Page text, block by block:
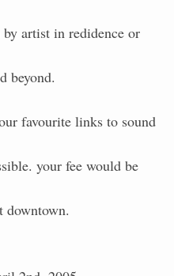
artist in redidence or
beyond.
favourite links to sound
your fee would be